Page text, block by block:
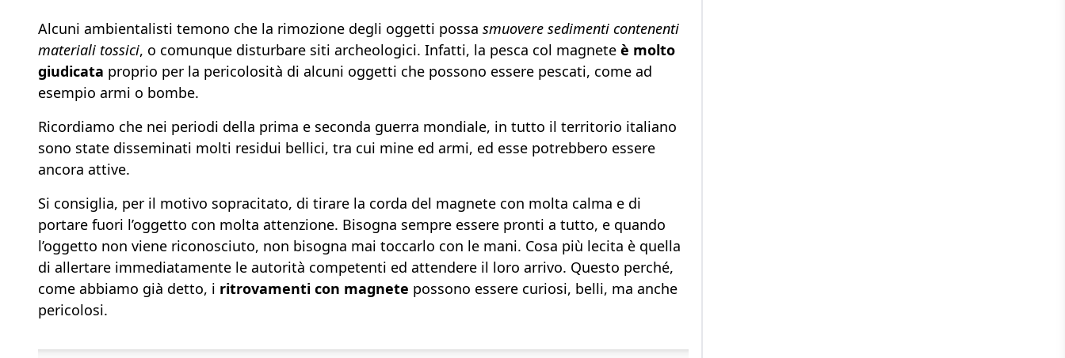
Alcuni ambientalisti temono che la rimozione degli oggetti possa smuovere sedimenti contenenti
materiali tossici, o comunque disturbare siti archeologici. Infatti, la pesca col magnete è molto
giudicata proprio per la pericolosità di alcuni oggetti che possono essere pescati, come ad
esempio armi o bombe.
Ricordiamo che nei periodi della prima e seconda guerra mondiale, in tutto il territorio italiano
sono state disseminati molti residui bellici, tra cui mine ed armi, ed esse potrebbero essere
ancora attive.
Si consiglia, per il motivo sopracitato, di tirare la corda del magnete con molta calma e di
portare fuori l’oggetto con molta attenzione. Bisogna sempre essere pronti a tutto, e quando
l’oggetto non viene riconosciuto, non bisogna mai toccarlo con le mani. Cosa più lecita è quella
di allertare immediatamente le autorità competenti ed attendere il loro arrivo. Questo perché,
come abbiamo già detto, i ritrovamenti con magnete possono essere curiosi, belli, ma anche
pericolosi.